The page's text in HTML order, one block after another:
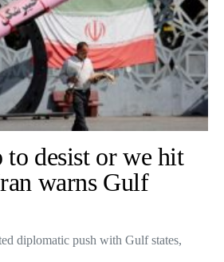
to desist or we hit
warns Gulf
diplomatic push with Gulf states,